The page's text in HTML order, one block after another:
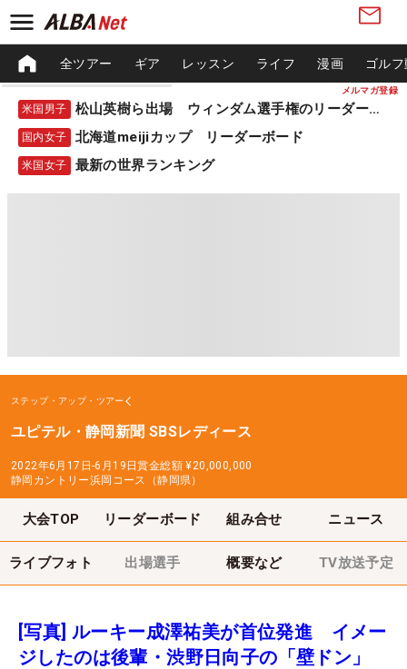
メルマガ登録
全ツアー ギア レッスン ライフ 漫画 ゴル
米国男子 松山英樹ら出場 ウィンダム選手権のリーダーボード
国内女子 北海道meijiカップ リーダーボード
米国女子 最新の世界ランキング
ステップ・アップ・ツアー
ユピテル・静岡新聞 SBSレディース
2022年6月17日-6月19日賞金総額 ¥20,000,000
静岡カントリー浜岡コース（静岡県）
大会TOP リーダーボード 組み合せ ニュース
ライブフォト 出場選手 概要など TV放送予定
[写真] ルーキー成澤祐美が首位発進 イメー
ジしたのは後輩・渋野日向子の「壁ドン」